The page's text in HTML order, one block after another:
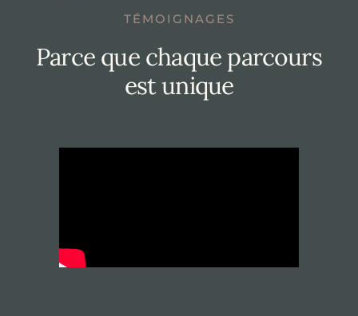
TÉMOIGNAGES
Parce que chaque parcours
est unique